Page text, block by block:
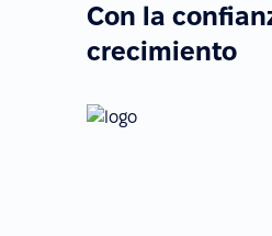
Con la
crecimiento